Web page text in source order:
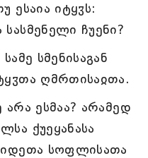
ესაია იტყჳს:
ჩუენი?
სმენისაგან
ღმრთისაჲთა.
არა ესმაა? არამედ
ქუეყანასა
სოფლისათა